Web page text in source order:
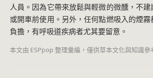
人員。因為它帶來放鬆與輕微的微醺，不
或開車前使用。另外，任何點燃吸入的煙
負擔，有呼吸道疾病者尤其要留意。
本文由 ESPpop 整理彙編，僅供草本文化與知識參